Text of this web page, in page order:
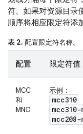
符。如果对资源目录
顺序将相应限定符添
表 2. 配置限定符名称。
配置 限定符值
MCC
和
MNC
示例：
mcc310
mcc310-
mcc208-